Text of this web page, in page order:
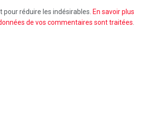
pour réduire les indésirables. En savoir plus
de vos commentaires sont traitées.